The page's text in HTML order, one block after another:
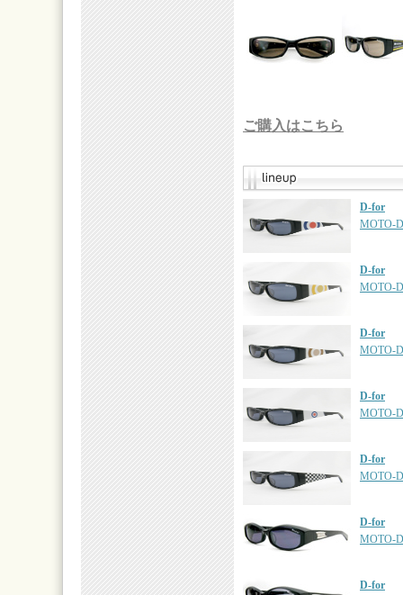
ご購入はこちら
D-for
MOTO-
D-for
MOTO-
D-for
MOTO-
D-for
MOTO-
D-for
MOTO-
D-for
MOTO-
D-for